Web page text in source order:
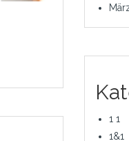
1 1
1&1